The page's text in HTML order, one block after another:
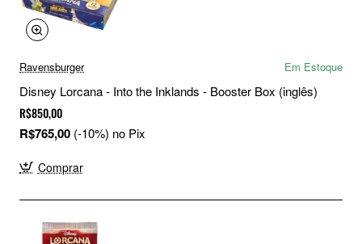
Ravensburger Em Estoque
Disney Lorcana - Into the Inklands - Booster Box (inglês)
R$850,00
R$765,00 (-10%) no Pix
Comprar